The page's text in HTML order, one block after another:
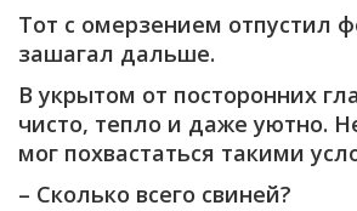
Тот с омерзением отпустил
зашагал дальше.
В укрытом от посторонних
чисто, тепло и даже уютно.
мог похвастаться такими
– Сколько всего свиней?